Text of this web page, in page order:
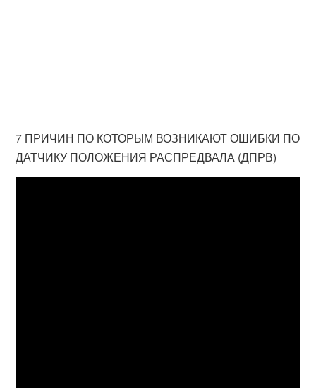
7 ПРИЧИН ПО КОТОРЫМ ВОЗНИКАЮТ ОШИБКИ ПО
ДАТЧИКУ ПОЛОЖЕНИЯ РАСПРЕДВАЛА (ДПРВ)